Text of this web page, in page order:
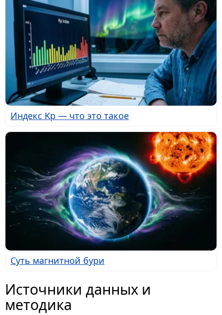
Индекс Kp — что это такое
Суть магнитной бури
Источники данных и
методика